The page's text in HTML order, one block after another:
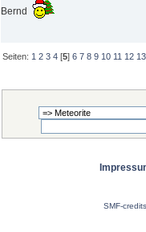
Bernd
Seiten: 1 2 3 4 [5]6 7 8 9 10 11 12 13
SMF-credits